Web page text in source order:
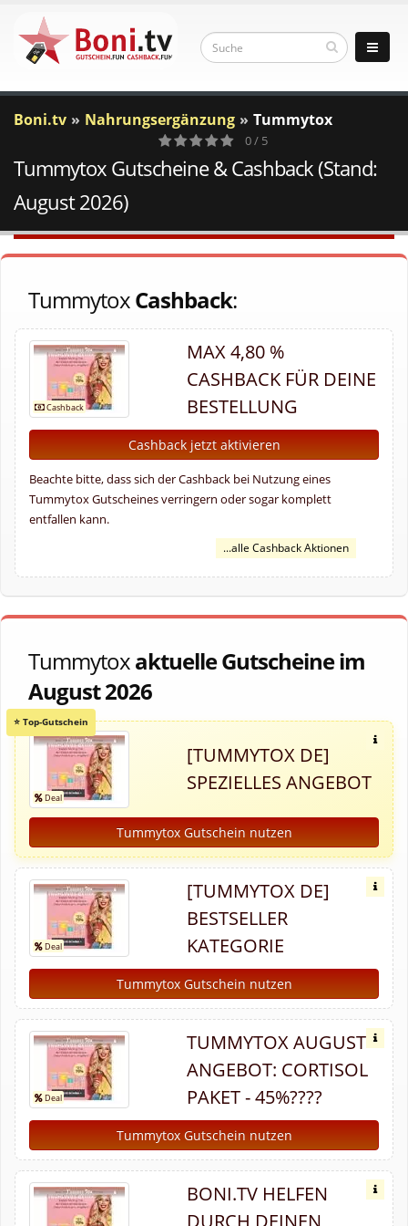
Boni.tv Nahrungsergänzung Tummytox
0
Votes
0 / 5
Tummytox Gutscheine & Cashback (Stand:
August 2026)
TummytoxCashback:
MAX 4,80 %
CASHBACK FÜR DEINE
BESTELLUNG
Cashback jetzt aktivieren
Beachte bitte, dass sich der Cashback bei Nutzung eines
Tummytox Gutscheines verringern oder sogar komplett
entfallen kann.
...alle Cashback Aktionen
Tummytoxaktuelle Gutscheine im
August 2026
[TUMMYTOX DE]
SPEZIELLES ANGEBOT
Tummytox Gutschein nutzen
[TUMMYTOX DE]
BESTSELLER
KATEGORIE
Tummytox Gutschein nutzen
TUMMYTOX AUGUST
ANGEBOT: CORTISOL
PAKET - 45%????
Tummytox Gutschein nutzen
BONI.TV HELFEN
DURCH DEINEN